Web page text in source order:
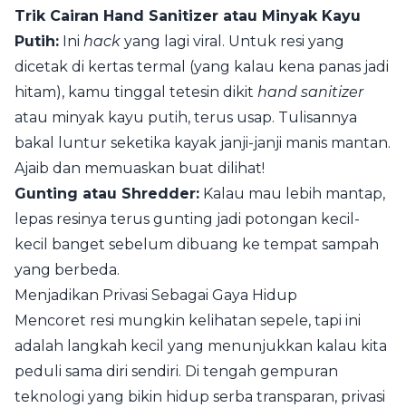
Trik Cairan Hand Sanitizer atau Minyak Kayu
Putih: Ini hack yang lagi viral. Untuk resi yang
dicetak di kertas termal (yang kalau kena panas jadi
hitam), kamu tinggal tetesin dikit hand sanitizer
atau minyak kayu putih, terus usap. Tulisannya
bakal luntur seketika kayak janji-janji manis mantan.
Ajaib dan memuaskan buat dilihat!
Gunting atau Shredder: Kalau mau lebih mantap,
lepas resinya terus gunting jadi potongan kecil-
kecil banget sebelum dibuang ke tempat sampah
yang berbeda.
Menjadikan Privasi Sebagai Gaya Hidup
Mencoret resi mungkin kelihatan sepele, tapi ini
adalah langkah kecil yang menunjukkan kalau kita
peduli sama diri sendiri. Di tengah gempuran
teknologi yang bikin hidup serba transparan, privasi